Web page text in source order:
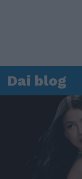
Dai blog